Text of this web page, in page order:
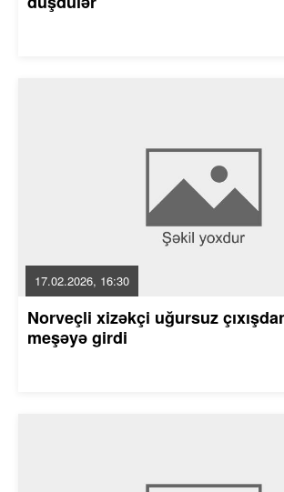
17.02.2026, 16:30
Norveçli xizəkçi uğursuz
meşəyə girdi